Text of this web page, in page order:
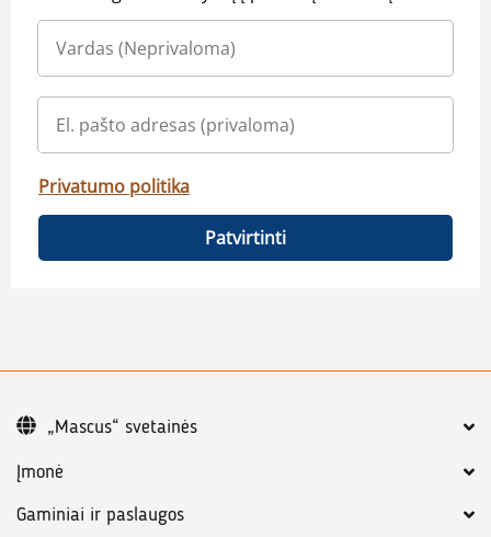
Privatumo politika
Patvirtinti
Įmonė
Gaminiai ir paslaugos
„Mascus“ svetainės